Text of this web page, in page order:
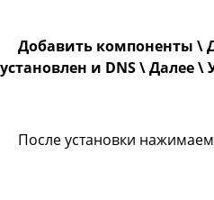
Добавить компоненты \
установлен и DNS \ Далее \
После установки нажимаем